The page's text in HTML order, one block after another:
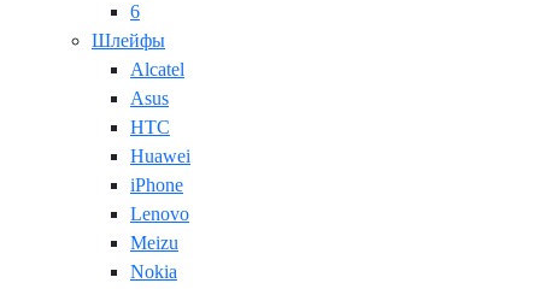
6
Шлейфы
Alcatel
Asus
HTC
Huawei
iPhone
Lenovo
Meizu
Nokia